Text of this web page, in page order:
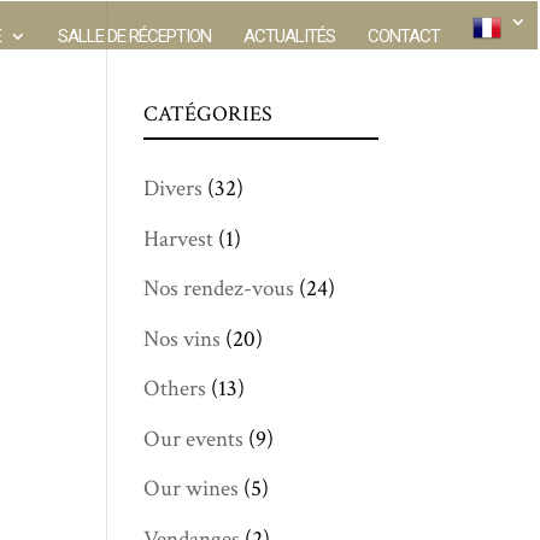
SALLE DE RÉCEPTION ACTUALITÉS CONTACT
CATÉGORIES
Divers (32)
Harvest (1)
Nos rendez-vous (24)
Nos vins (20)
Others (13)
Our events (9)
Our wines (5)